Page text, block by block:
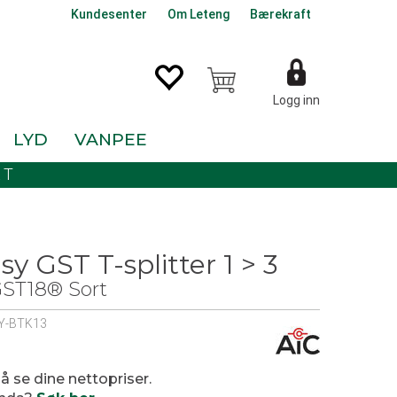
Kundesenter Om Leteng Bærekraft
Logg inn
LYD VANPEE
GST T-splitter 1 > 3
Sort
BTK13
se dine nettopriser.